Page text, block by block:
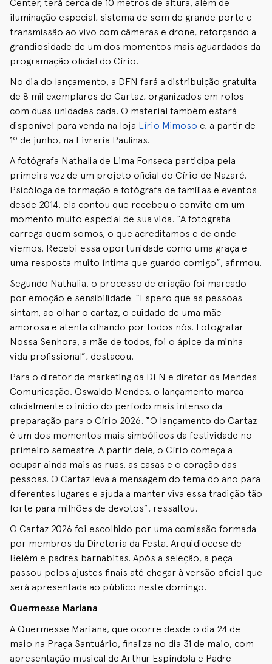
Center, terá cerca de 10 metros de altura, além de
iluminação especial, sistema de som de grande porte e
transmissão ao vivo com câmeras e drone, reforçando a
grandiosidade de um dos momentos mais aguardados da
programação oficial do Círio.
No dia do lançamento, a DFN fará a distribuição gratuita
de 8 mil exemplares do Cartaz, organizados em rolos
com duas unidades cada. O material também estará
disponível para venda na loja Lírio Mimoso e, a partir de
1º de junho, na Livraria Paulinas.
A fotógrafa Nathalia de Lima Fonseca participa pela
primeira vez de um projeto oficial do Círio de Nazaré.
Psicóloga de formação e fotógrafa de famílias e eventos
desde 2014, ela contou que recebeu o convite em um
momento muito especial de sua vida. “A fotografia
carrega quem somos, o que acreditamos e de onde
viemos. Recebi essa oportunidade como uma graça e
uma resposta muito íntima que guardo comigo”, afirmou.
Segundo Nathalia, o processo de criação foi marcado
por emoção e sensibilidade. “Espero que as pessoas
sintam, ao olhar o cartaz, o cuidado de uma mãe
amorosa e atenta olhando por todos nós. Fotografar
Nossa Senhora, a mãe de todos, foi o ápice da minha
vida profissional”, destacou.
Para o diretor de marketing da DFN e diretor da Mendes
Comunicação, Oswaldo Mendes, o lançamento marca
oficialmente o início do período mais intenso da
preparação para o Círio 2026. “O lançamento do Cartaz
é um dos momentos mais simbólicos da festividade no
primeiro semestre. A partir dele, o Círio começa a
ocupar ainda mais as ruas, as casas e o coração das
pessoas. O Cartaz leva a mensagem do tema do ano para
diferentes lugares e ajuda a manter viva essa tradição tão
forte para milhões de devotos”, ressaltou.
O Cartaz 2026 foi escolhido por uma comissão formada
por membros da Diretoria da Festa, Arquidiocese de
Belém e padres barnabitas. Após a seleção, a peça
passou pelos ajustes finais até chegar à versão oficial que
será apresentada ao público neste domingo.
Quermesse Mariana
A Quermesse Mariana, que ocorre desde o dia 24 de
maio na Praça Santuário, finaliza no dia 31 de maio, com
apresentação musical de Arthur Espíndola e Padre